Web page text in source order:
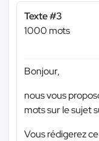
Texte #3
1000 mots
Bonjour,
nous vous
mots sur le sujet
Vous rédigerez